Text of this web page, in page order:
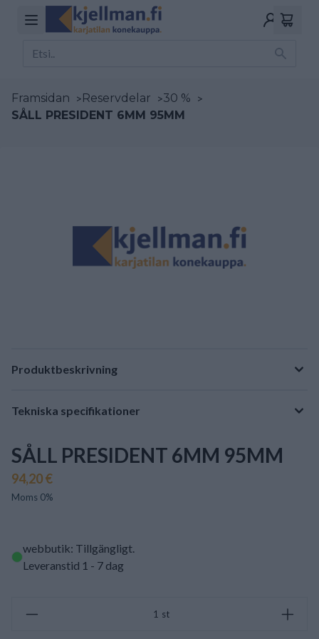
Framsidan >Reservdelar >30 % >
SÅLL PRESIDENT 6MM 95MM
Produktbeskrivning
Tekniska specifikationer
SÅLL PRESIDENT 6MM 95MM
94,20 €
Moms 0%
webbutik: Tillgängligt.
Leveranstid 1 - 7 dag
st